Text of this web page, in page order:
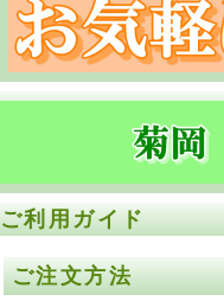
ご利用ガイド
ご注文方法